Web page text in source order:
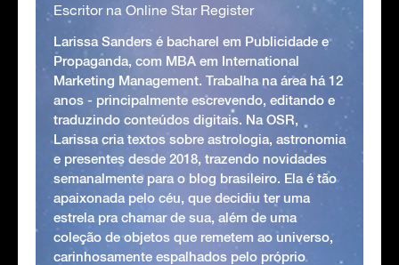
Escritor na Online Star Register
Larissa Sanders é bacharel em Publicidade e
Propaganda, com MBA em International
Marketing Management. Trabalha na área há 12
anos - principalmente escrevendo, editando e
traduzindo conteúdos digitais. Na OSR,
Larissa cria textos sobre astrologia, astronomia
e presentes desde 2018, trazendo novidades
semanalmente para o blog brasileiro. Ela é tão
apaixonada pelo céu, que decidiu ter uma
estrela pra chamar de sua, além de uma
coleção de objetos que remetem ao universo,
carinhosamente espalhados pelo próprio